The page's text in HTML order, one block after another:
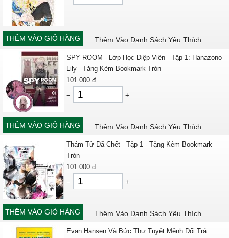
THÊM VÀO GIỎ HÀNG Thêm Vào Danh Sách Yêu Thích
SPY ROOM - Lớp Học Điệp Viên - Tập 1: Hanazono
Lily - Tặng Kèm Bookmark Tròn
101.000 đ
−
+
THÊM VÀO GIỎ HÀNG Thêm Vào Danh Sách Yêu Thích
Thám Tử Đã Chết - Tập 1 - Tặng Kèm Bookmark
Tròn
101.000 đ
−
+
THÊM VÀO GIỎ HÀNG Thêm Vào Danh Sách Yêu Thích
Evan Hansen Và Bức Thư Tuyệt Mệnh Dối Trá